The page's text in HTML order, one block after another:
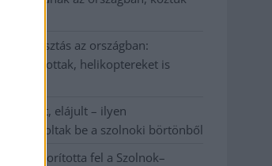
az országban:
javítottak, helikoptereket is
lett, elájult – ilyen
számoltak be a szolnoki börtönből
borította fel a Szolnok–